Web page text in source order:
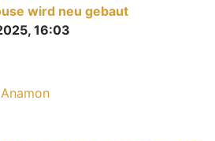
wird neu gebaut
16:03
Anamon